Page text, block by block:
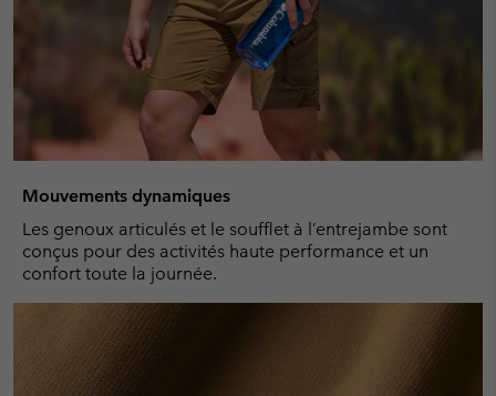
Mouvements dynamiques
Les genoux articulés et le soufflet à l’entrejambe sont
conçus pour des activités haute performance et un
confort toute la journée.